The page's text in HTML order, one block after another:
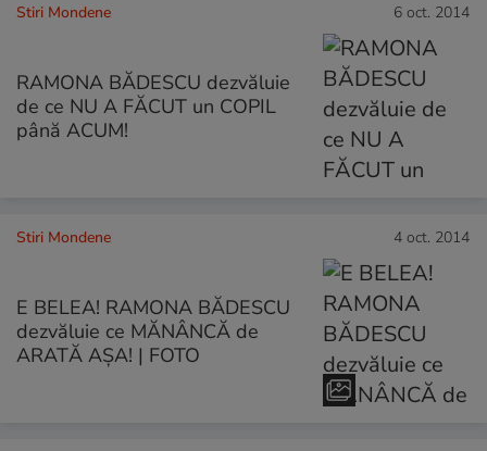
Stiri Mondene 6 oct. 2014
RAMONA BĂDESCU dezvăluie
de ce NU A FĂCUT un COPIL
până ACUM!
Stiri Mondene 4 oct. 2014
E BELEA! RAMONA BĂDESCU
dezvăluie ce MĂNÂNCĂ de
ARATĂ AŞA! | FOTO